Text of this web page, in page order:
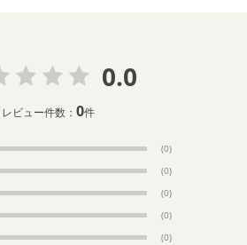
0.0
レビュー件数：0件
(0)
(0)
(0)
(0)
(0)